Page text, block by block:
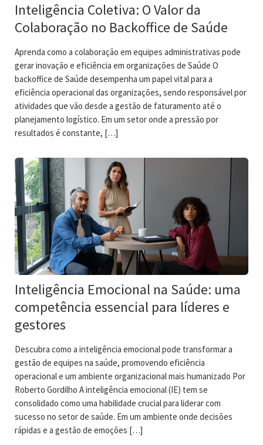
Inteligência Coletiva: O Valor da
Colaboração no Backoffice de Saúde
Aprenda como a colaboração em equipes administrativas pode
gerar inovação e eficiência em organizações de Saúde O
backoffice de Saúde desempenha um papel vital para a
eficiência operacional das organizações, sendo responsável por
atividades que vão desde a gestão de faturamento até o
planejamento logístico. Em um setor onde a pressão por
resultados é constante, […]
Inteligência Emocional na Saúde: uma
competência essencial para líderes e
gestores
Descubra como a inteligência emocional pode transformar a
gestão de equipes na saúde, promovendo eficiência
operacional e um ambiente organizacional mais humanizado Por
Roberto Gordilho A inteligência emocional (IE) tem se
consolidado como uma habilidade crucial para liderar com
sucesso no setor de saúde. Em um ambiente onde decisões
rápidas e a gestão de emoções […]